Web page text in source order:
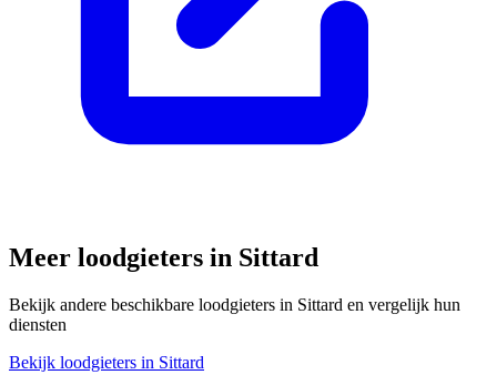
Meer loodgieters in Sittard
Bekijk andere beschikbare loodgieters in Sittard en vergelijk hun
diensten
Bekijk loodgieters in Sittard